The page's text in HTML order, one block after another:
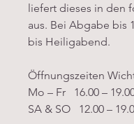
liefert dieses in den
aus. Bei Abgabe bis
bis Heiligabend.
Öffnungszeiten
Mo – Fr   16.00 –
SA & SO   12.00 –